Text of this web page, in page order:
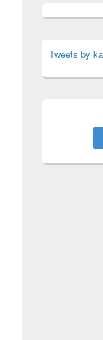
Tweets by